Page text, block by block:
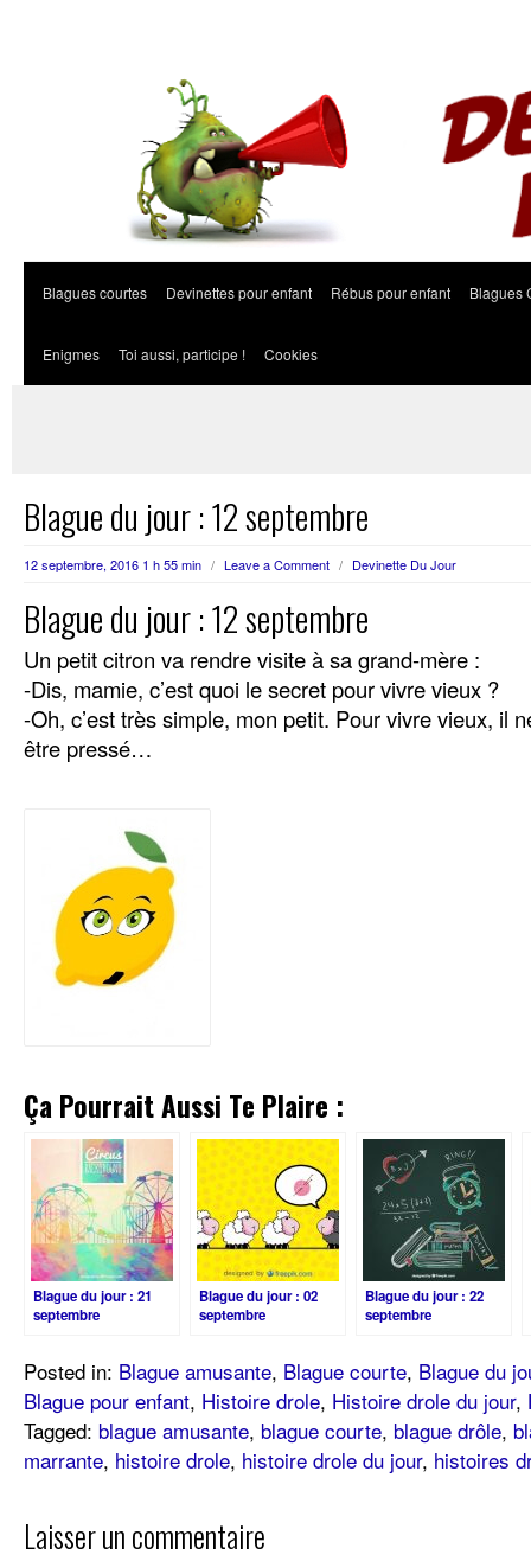
Blagues courtes Devinettes pour enfant Rébus pour enfant Blagues
Enigmes Toi aussi, participe ! Cookies
Blague du jour : 12 septembre
12 septembre, 2016 1 h 55 min / Leave a Comment / Devinette Du Jour
Blague du jour : 12 septembre
Un petit citron va rendre visite à sa grand-mère :
-Dis, mamie, c’est quoi le secret pour vivre vieux ?
-Oh, c’est très simple, mon petit. Pour vivre vieux, il
être pressé…
Ça Pourrait Aussi Te Plaire :
Blague du jour : 21
septembre
Blague du jour : 02
septembre
Blague du jour : 22
septembre
Posted in: Blague amusante, Blague courte, Blague du
Blague pour enfant, Histoire drole, Histoire drole du jour,
Tagged: blague amusante, blague courte, blague drôle,
marrante, histoire drole, histoire drole du jour, histoires
Laisser un commentaire